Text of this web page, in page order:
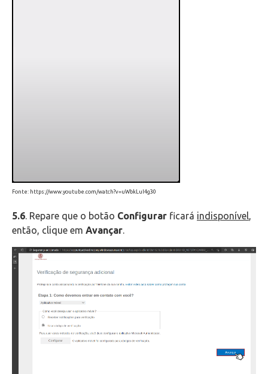
Fonte: https://www.youtube.com/watch?v=uWbkLuI4g30
5.6. Repare que o botão Configurar ficará indisponível,
então, clique em Avançar.